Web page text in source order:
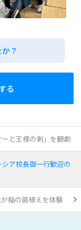
？
る
と王様の剣」を観劇
ア校長御一行歓迎の
稲の苗植えを体験